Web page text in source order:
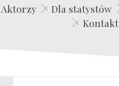
Aktorzy Dla statystów
Kontakt